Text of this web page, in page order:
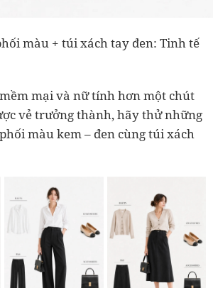
màu + túi xách tay đen: Tinh tế
mại và nữ tính hơn một chút
vẻ trưởng thành, hãy thử những
màu kem – đen cùng túi xách